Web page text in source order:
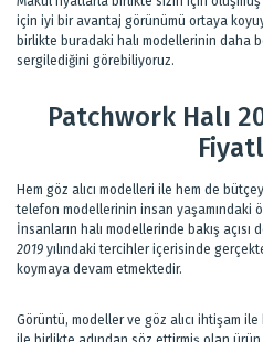
için iyi bir avantaj görünümü ortaya
birlikte buradaki halı modellerinin daha
sergilediğini görebiliyoruz.
Patchwork Halı
Hem göz alıcı modelleri ile hem de
telefon modellerinin insan yaşamındaki
İnsanların halı modellerinde bakış açısı
2019 yılındaki tercihler içerisinde
koymaya devam etmektedir.
Görüntü, modeller ve göz alıcı ihtişam